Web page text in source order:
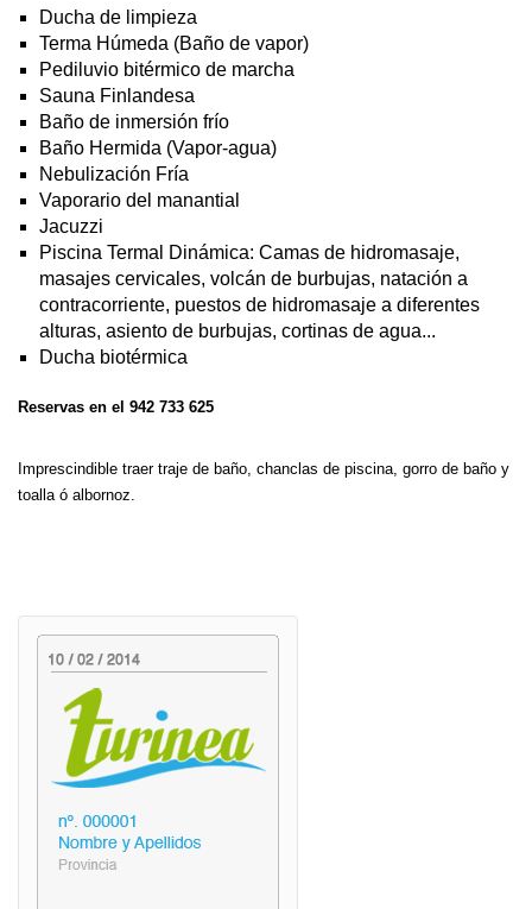
Ducha de limpieza
Terma Húmeda (Baño de vapor)
Pediluvio bitérmico de marcha
Sauna Finlandesa
Baño de inmersión frío
Baño Hermida (Vapor-agua)
Nebulización Fría
Vaporario del manantial
Jacuzzi
Piscina Termal Dinámica: Camas de hidromasaje,
masajes cervicales, volcán de burbujas, natación a
contracorriente, puestos de hidromasaje a diferentes
alturas, asiento de burbujas, cortinas de agua...
Ducha biotérmica
Reservas en el 942 733 625
Imprescindible traer traje de baño, chanclas de piscina, gorro de baño y
toalla ó albornoz.